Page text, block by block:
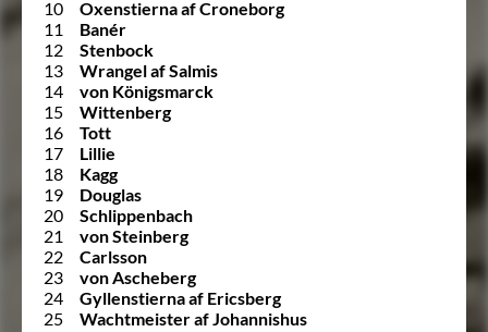
10
Oxenstierna af Croneborg
11
Banér
12
Stenbock
13
Wrangel af Salmis
14
von Königsmarck
15
Wittenberg
16
Tott
17
Lillie
18
Kagg
19
Douglas
20
Schlippenbach
21
von Steinberg
22
Carlsson
23
von Ascheberg
24
Gyllenstierna af Ericsberg
25
Wachtmeister af Johannishus